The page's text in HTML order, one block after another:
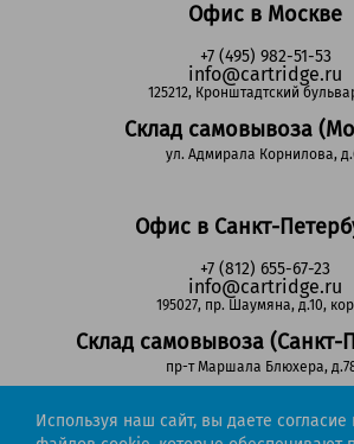
Офис в Москве
+7 (495) 982-51-53
info@cartridge.ru
125212, Кронштадтский
Склад самовывоза
ул. Адмирала Корнилова,
Офис в Санкт-
+7 (812) 655-67-23
info@cartridge.ru
195027, пр. Шаумяна, д.10,
Склад самовывоза (Санкт-
пр-т Маршала Блюхера,
Используя наш сайт, вы даете согласие